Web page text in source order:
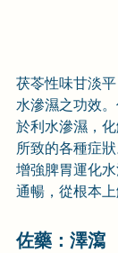
茯苓性味甘淡
水滲濕之功效
於利水滲濕，
所致的各種症
增強脾胃運化
通暢，從根本上
佐藥： 澤瀉